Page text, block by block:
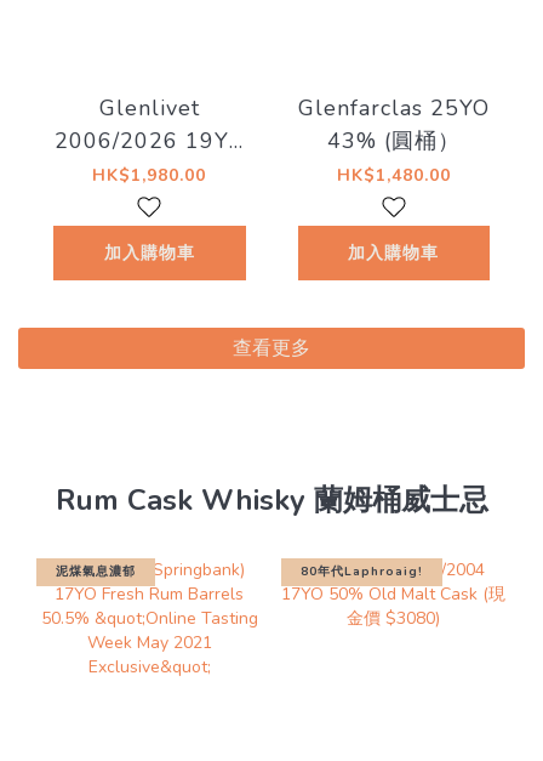
Glenlivet
2006/2026 19YO
1st fill Sherry
Hogshead 57.1%
Decadent Drinks -
HK$1,980.00
加入購物車
Glenfarclas 25YO
43% (圓桶）
HK$1,480.00
加入購物車
查看更多
Rum Cask Whisky 蘭姆桶威士忌
泥煤氣息濃郁 80年代Laphroaig!